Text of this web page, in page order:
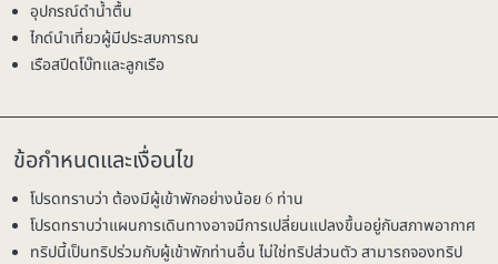
อุปกรณ์ดำน้ำตื้น
ไกด์นำเที่ยวผู้มีประสบการณ
เรือสปีดโบ๊ทและลูกเรือ
ข้อกำหนดและเงื่อนไข
โปรดทราบว่า ต้องมีผู้เข้าพักอย่างน้อย 6 ท่าน
โปรดทราบว่าแผนการเดินทางอาจมีการเปลี่ยนแปลงขึ้นอยู่กับสภาพอากาศ
ทริปนี้เป็นทริปร่วมกับผู้เข้าพักท่านอื่น ไม่ใช่ทริปส่วนตัว สามารถจองทริป